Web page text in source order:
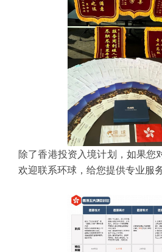
除了香港投资入境计划，如果您
欢迎联系环球，给您提供专业服